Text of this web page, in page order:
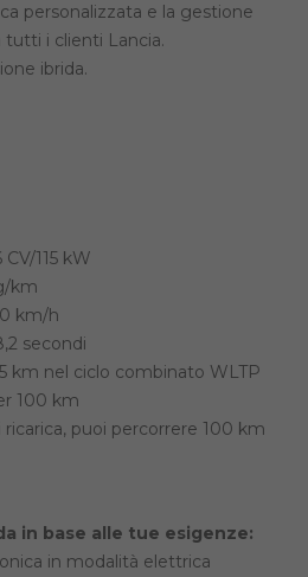
personalizzata e la gestione
tutti i clienti Lancia.
ibrida.
115 kW
km
km/h
secondi
km nel ciclo combinato WLTP
100 km
ricarica, puoi percorrere 100 km
in base alle tue esigenze:
in modalità elettrica